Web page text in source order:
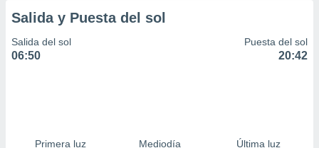
Salida y Puesta del sol
Salida del sol
06:50
Puesta del sol
20:42
Primera luz
Mediodía
Última luz